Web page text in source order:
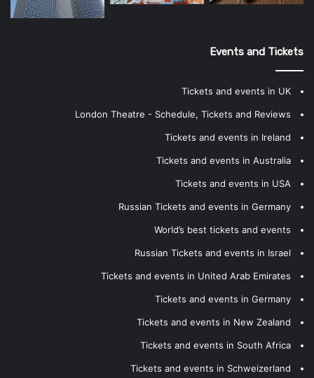
Events and Tickets
Tickets and events in UK
London Theatre - Schedule, Tickets and Reviews
Tickets and events in Ireland
Tickets and events in Australia
Tickets and events in USA
Russian Tickets and events in Germany
World’s best tickets and events
Russian Tickets and events in Israel
Tickets and events in United Arab Emirates
Tickets and events in Germany
Tickets and events in New Zealand
Tickets and events in South Africa
Tickets and events in Schweizerland